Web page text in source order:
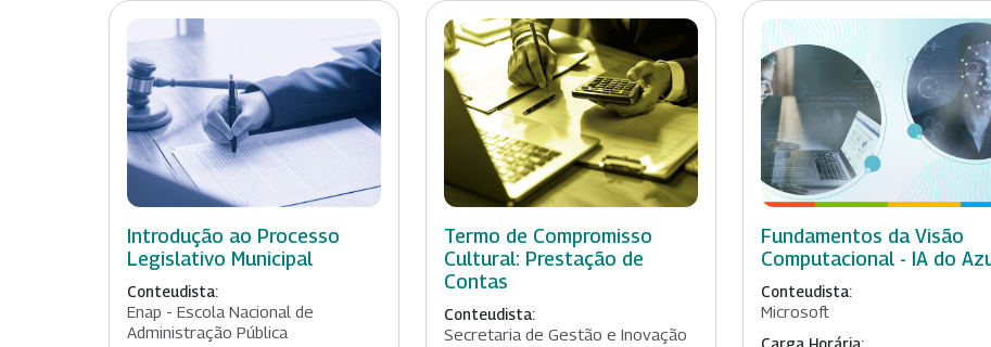
Introdução ao Processo
Legislativo Municipal
Conteudista:
Enap - Escola Nacional de
Administração Pública
Termo de Compromisso
Cultural: Prestação de
Contas
Conteudista:
Secretaria de Gestão e Inovação
Fundamentos da Visão
Computacional - IA do
Conteudista:
Microsoft